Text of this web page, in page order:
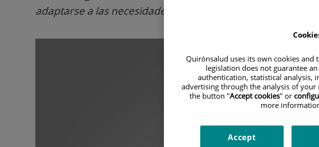
adaptarse a las necesidades específicas de cada paciente.
Quirónsalud uses its own cookies
legislation does not guarantee
authentication, statistical analysis,
advertising through the analysis of your
the button "Accept cookies" or
more
Accept